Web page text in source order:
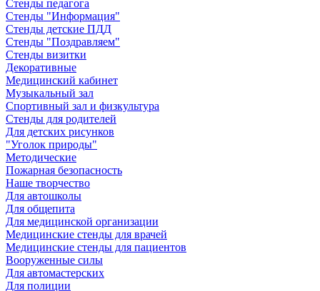
Стенды педагога
Стенды "Информация"
Стенды детские ПДД
Стенды "Поздравляем"
Стенды визитки
Декоративные
Медицинский кабинет
Музыкальный зал
Спортивный зал и физкультура
Стенды для родителей
Для детских рисунков
"Уголок природы"
Методические
Пожарная безопасность
Наше творчество
Для автошколы
Для общепита
Для медицинской организации
Медицинские стенды для врачей
Медицинские стенды для пациентов
Вооруженные силы
Для автомастерских
Для полиции